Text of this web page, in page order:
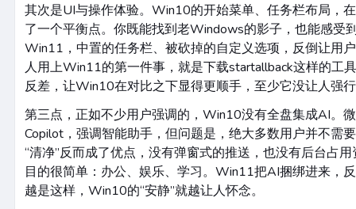
其次是UI与操作体验。Win10的开始菜单、任务栏布局，
了一个平衡点。你既能找到老Windows的影子，也能感受
Win11，中置的任务栏、被砍掉的自定义选项，反倒让用
人用上Win11的第一件事，就是下载startallback这样的工
反差，让Win10在对比之下显得更顺手，至少它没让人强
第三点，正如不少用户强调的，Win10没有全盘集成AI。
Copilot，强调智能助手，但问题是，绝大多数用户并不需
“清净”反而成了优点，没有弹窗式的推送，也没有后台占
目的很简单：办公、娱乐、学习。Win11把AI捆绑进来，
越是这样，Win10的“安静”就越让人怀念。